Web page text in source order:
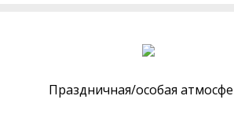
Праздничная/особая